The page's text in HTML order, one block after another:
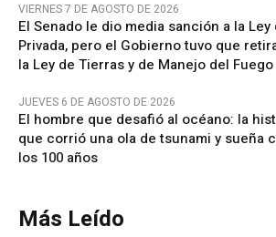
VIERNES 7 DE AGOSTO DE 2026
El Senado le dio media sanción a la
Privada, pero el Gobierno tuvo que
la Ley de Tierras y de Manejo del Fuego
JUEVES 6 DE AGOSTO DE 2026
El hombre que desafió al océano: la
que corrió una ola de tsunami y sueña
los 100 años
Más Leído